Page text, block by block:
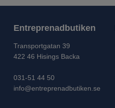
Entreprenadbutiken
Transportgatan 39
422 46 Hisings Backa
031-51 44 50
info@entreprenadbutiken.se